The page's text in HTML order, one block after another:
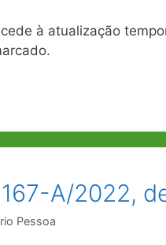
à atualização
A/2022,
Pessoa